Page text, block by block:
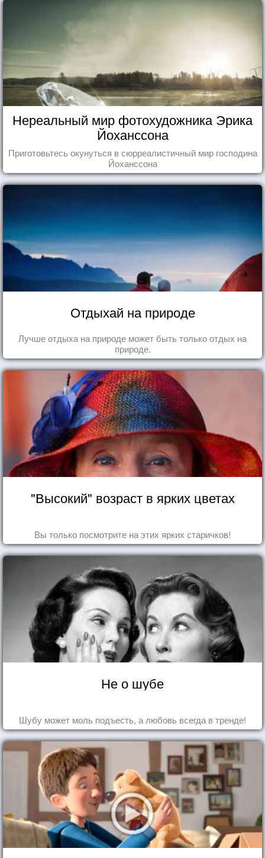
Нереальный мир фотохудожника Эрика
Йоханссона
Приготовьтесь окунуться в сюрреалистичный мир господина
Йоханссона
Отдыхай на природе
Лучше отдыха на природе может быть только отдых на
природе.
"Высокий" возраст в ярких цветах
Вы только посмотрите на этих ярких старичков!
Не о шубе
Шубу может моль подъесть, а любовь всегда в тренде!